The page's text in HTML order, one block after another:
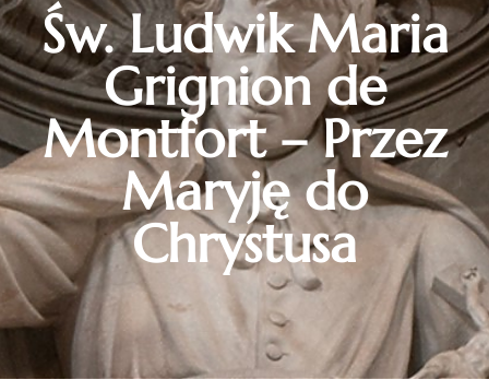
Św. Ludwik Maria
Grignion de
Montfort – Przez
Maryję do
Chrystusa